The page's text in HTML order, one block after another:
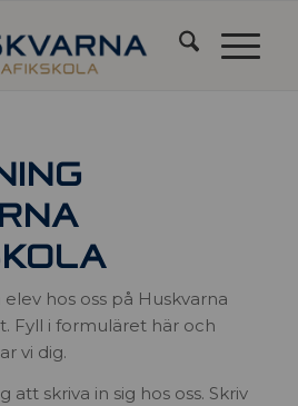
hos oss på Huskvarna
Fyll i formuläret här och
vi dig.
att skriva in sig hos oss. Skriv